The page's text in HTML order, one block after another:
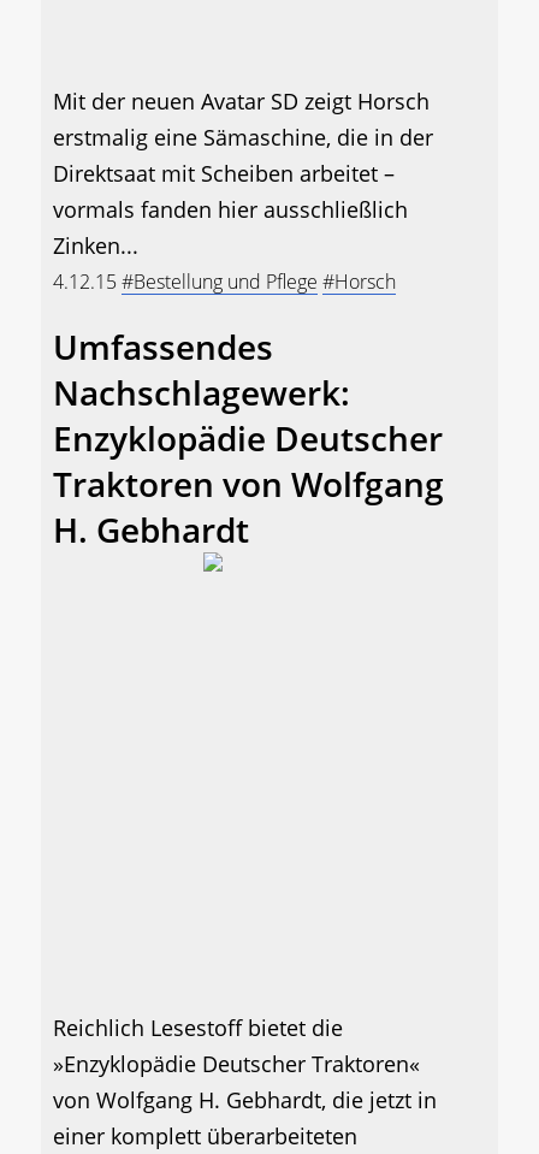
Mit der neuen Avatar SD zeigt Horsch
erstmalig eine Sämaschine, die in der
Direktsaat mit Scheiben arbeitet –
vormals fanden hier ausschließlich
Zinken...
4.12.15#Bestellung und Pflege #Horsch
Umfassendes
Nachschlagewerk:
Enzyklopädie Deutscher
Traktoren von Wolfgang
H. Gebhardt
Reichlich Lesestoff bietet die
»Enzyklopädie Deutscher Traktoren«
von Wolfgang H. Gebhardt, die jetzt in
einer komplett überarbeiteten